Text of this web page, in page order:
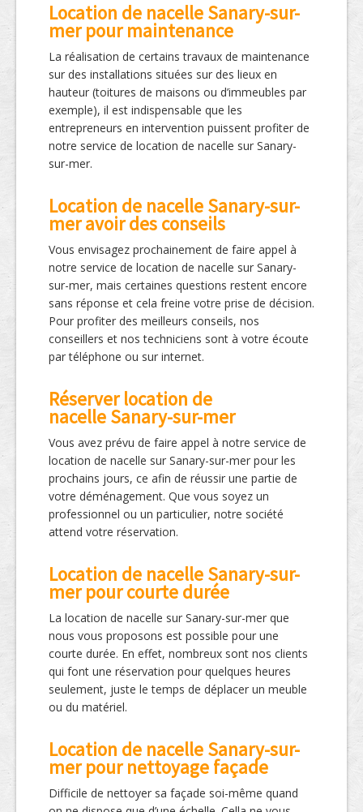
Location de nacelle Sanary-sur-
mer pour maintenance
La réalisation de certains travaux de maintenance
sur des installations situées sur des lieux en
hauteur (toitures de maisons ou d’immeubles par
exemple), il est indispensable que les
entrepreneurs en intervention puissent profiter de
notre service de location de nacelle sur Sanary-
sur-mer.
Location de nacelle Sanary-sur-
mer avoir des conseils
Vous envisagez prochainement de faire appel à
notre service de location de nacelle sur Sanary-
sur-mer, mais certaines questions restent encore
sans réponse et cela freine votre prise de décision.
Pour profiter des meilleurs conseils, nos
conseillers et nos techniciens sont à votre écoute
par téléphone ou sur internet.
Réserver location de
nacelle Sanary-sur-mer
Vous avez prévu de faire appel à notre service de
location de nacelle sur Sanary-sur-mer pour les
prochains jours, ce afin de réussir une partie de
votre déménagement. Que vous soyez un
professionnel ou un particulier, notre société
attend votre réservation.
Location de nacelle Sanary-sur-
mer pour courte durée
La location de nacelle sur Sanary-sur-mer que
nous vous proposons est possible pour une
courte durée. En effet, nombreux sont nos clients
qui font une réservation pour quelques heures
seulement, juste le temps de déplacer un meuble
ou du matériel.
Location de nacelle Sanary-sur-
mer pour nettoyage façade
Difficile de nettoyer sa façade soi-même quand